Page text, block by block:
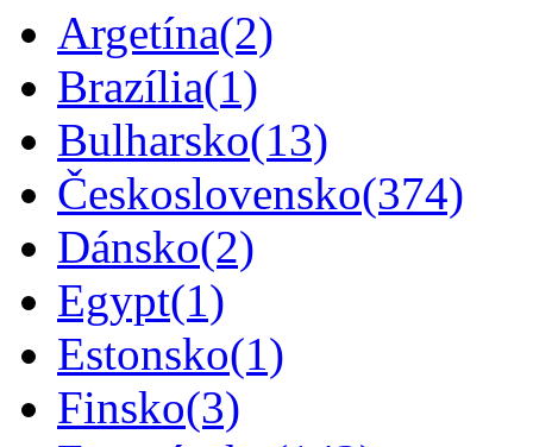
Argetína(2)
Brazília(1)
Bulharsko(13)
Československo(374)
Dánsko(2)
Egypt(1)
Estonsko(1)
Finsko(3)